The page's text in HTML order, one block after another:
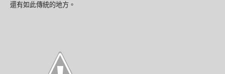
還有如此傳統的地方。